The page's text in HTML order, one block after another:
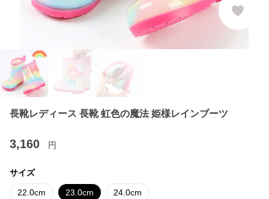
長靴レディース 長靴 虹色の魔法 姫様レインブーツ
3,160 円
サイズ
22.0cm 23.0cm 24.0cm